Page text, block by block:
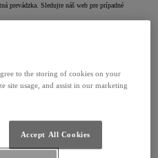
prevádzka. Sledujte náš web pre prípadné
to the storing of cookies on your
site usage, and assist in our marketing
Accept All Cookies